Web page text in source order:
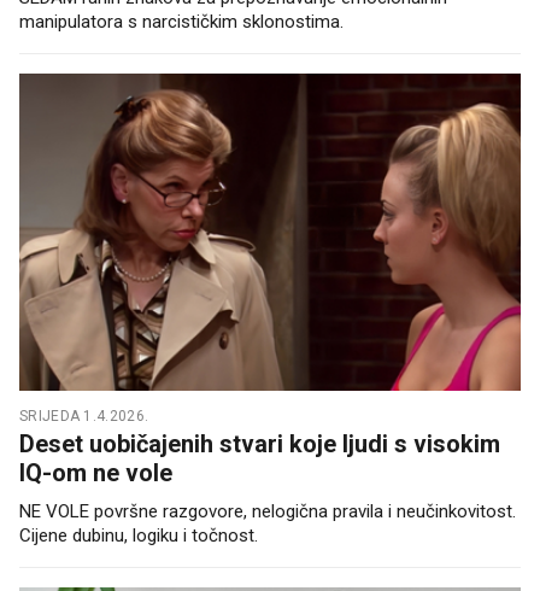
manipulatora s narcističkim sklonostima.
SRIJEDA 1.4.2026.
Deset uobičajenih stvari koje ljudi s visokim
IQ-om ne vole
NE VOLE površne razgovore, nelogična pravila i neučinkovitost.
Cijene dubinu, logiku i točnost.